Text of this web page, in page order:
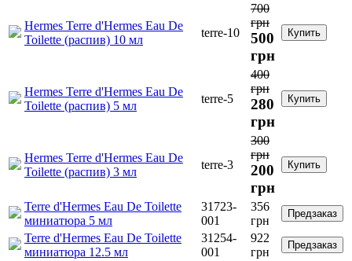
Hermes Terre d'Hermes Eau De
Toilette (распив) 10 мл
terre-10
700
грн
500
грн
Купить
Hermes Terre d'Hermes Eau De
Toilette (распив) 5 мл
terre-5
400
грн
280
грн
Купить
Hermes Terre d'Hermes Eau De
Toilette (распив) 3 мл
terre-3
300
грн
200
грн
Купить
Terre d'Hermes Eau De Toilette
миниатюра 5 мл
31723-
001
356
грн
Предзаказ
Terre d'Hermes Eau De Toilette
миниатюра 12.5 мл
31254-
001
922
грн
Предзаказ